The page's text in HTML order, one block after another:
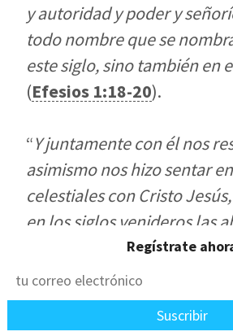
y autoridad y poder y
todo nombre que se
este siglo, sino también en
(Efesios 1:18-20).
“Y juntamente con él nos
asimismo nos hizo sentar
celestiales con Cristo Jesús,
en los siglos venideros las
riquezas de su gracia en su
con nosotros en Cristo Jesús
2:6-7).
Regístrate